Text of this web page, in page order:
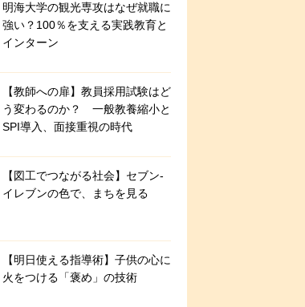
明海大学の観光専攻はなぜ就職に
強い？100％を支える実践教育と
インターン
【教師への扉】教員採用試験はど
う変わるのか？ 一般教養縮小と
SPI導入、面接重視の時代
【図工でつながる社会】セブン‐
イレブンの色で、まちを見る
【明日使える指導術】子供の心に
火をつける「褒め」の技術